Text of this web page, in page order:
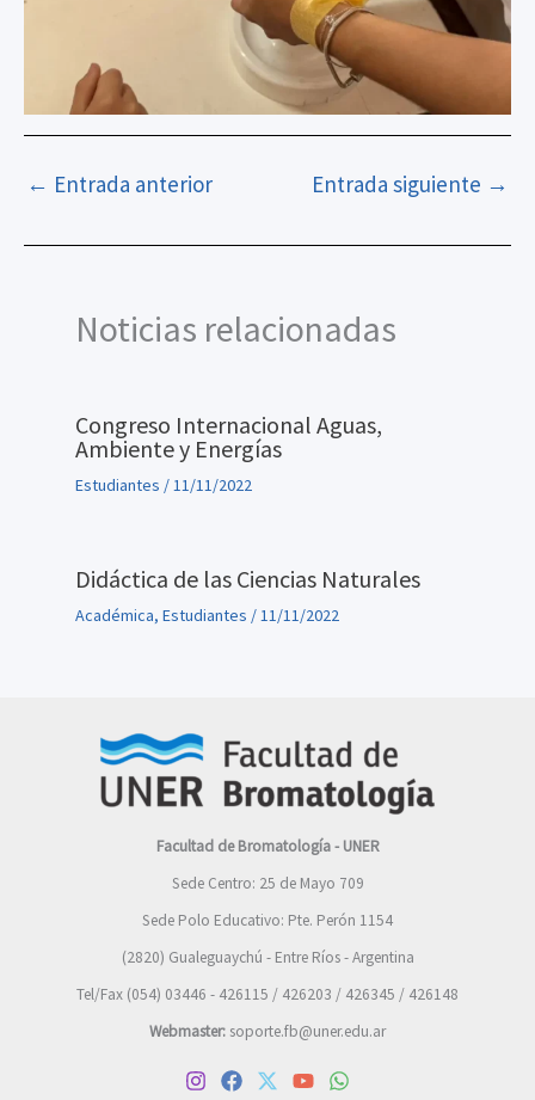
← Entrada anterior Entrada siguiente →
Noticias relacionadas
Congreso Internacional Aguas,
Ambiente y Energías
Estudiantes /11/11/2022
Didáctica de las Ciencias Naturales
Académica, Estudiantes /11/11/2022
Facultad de Bromatología - UNER
Sede Centro: 25 de Mayo 709
Sede Polo Educativo: Pte. Perón 1154
(2820) Gualeguaychú - Entre Ríos - Argentina
Tel/Fax (054) 03446 - 426115 / 426203 / 426345 / 426148
Webmaster: soporte.fb@uner.edu.ar